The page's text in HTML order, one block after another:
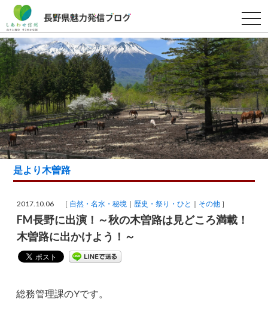
t
o
g
g
l
e
n
a
v
i
g
a
t
i
o
n
是より木曽路
2017.10.06 ［ 自然・名水・秘境 歴史・祭り・ひと その他 ］
FM長野に出演！～秋の木曽路は見どころ満載！
木曽路に出かけよう！～
総務管理課のYです。